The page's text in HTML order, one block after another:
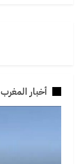
أخبار المغرب